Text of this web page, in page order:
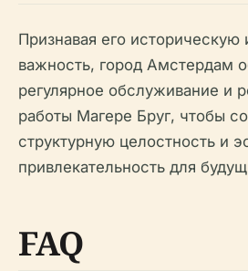
Признавая его историческую
важность, город Амстердам
регулярное обслуживание и
работы Магере Бруг, чтобы
структурную целостность и
привлекательность для
FAQ